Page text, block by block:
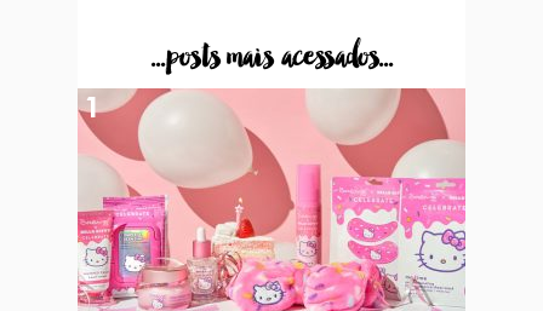
...posts mais acessados...
1